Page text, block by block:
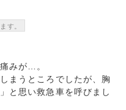
す。
みが…。
まうところでしたが、胸
と思い救急車を呼びまし